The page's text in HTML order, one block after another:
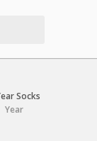
Socks
Year